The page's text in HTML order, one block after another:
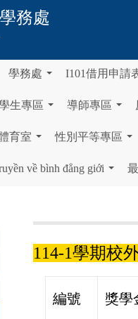
學務處
學務處 I101借用申請
生專區 導師專區
育室 性別平等專區
về bình đẳng giới
114-1學期校
編號 獎學